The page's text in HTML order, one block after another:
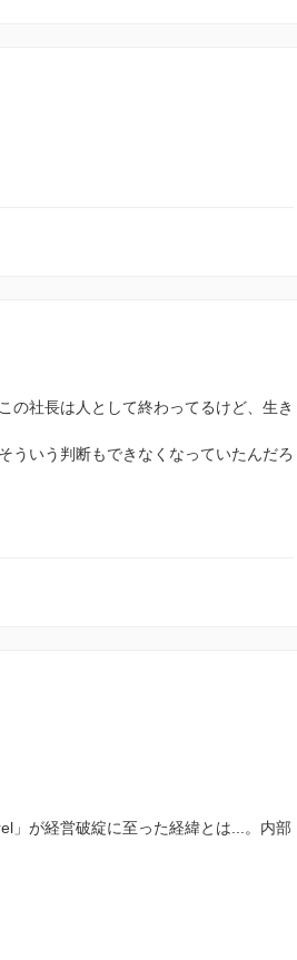
の社長は人として終わってるけど、生き
ういう判断もできなくなっていたんだろ
」が経営破綻に至った経緯とは...。内部